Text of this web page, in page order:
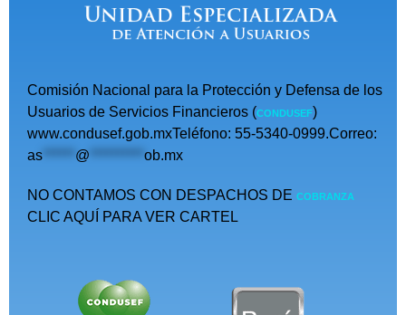
Comisión Nacional para la Protección y Defensa de los
Usuarios de Servicios Financieros (CONDUSEF)
www.condusef.gob.mxTeléfono: 55-5340-0999.Correo:
as ****** @ ********** ob.mx
NO CONTAMOS CON DESPACHOS DE COBRANZA
CLIC AQUÍ PARA VER CARTEL